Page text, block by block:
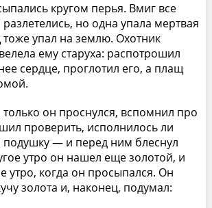
кругом перья. Вмиг все
но одна упала мертвая
упал на землю. Охотник
ему старуха: распотрошил
сердце, проглотил его, а плащ
только он проснулся, вспомнил про
проверить, исполнилось ли
— и перед ним блеснул
утро он нашел еще золотой, и
утро, когда он просыпался. Он
золота и, наконец, подумал: